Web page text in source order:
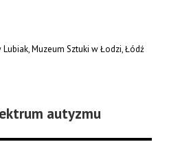
Lubiak, Muzeum Sztuki w Łodzi, Łódź
autyzmu